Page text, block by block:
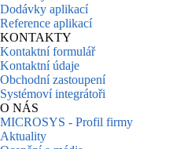
Dodávky aplikací
Reference aplikací
KONTAKTY
Kontaktní formulář
Kontaktní údaje
Obchodní zastoupení
Systémoví integrátoři
O NÁS
MICROSYS - Profil firmy
Aktuality